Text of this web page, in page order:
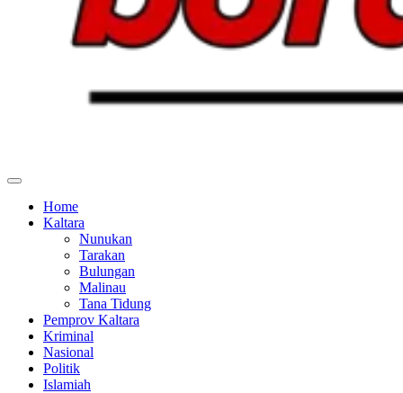
Home
Kaltara
Nunukan
Tarakan
Bulungan
Malinau
Tana Tidung
Pemprov Kaltara
Kriminal
Nasional
Politik
Islamiah